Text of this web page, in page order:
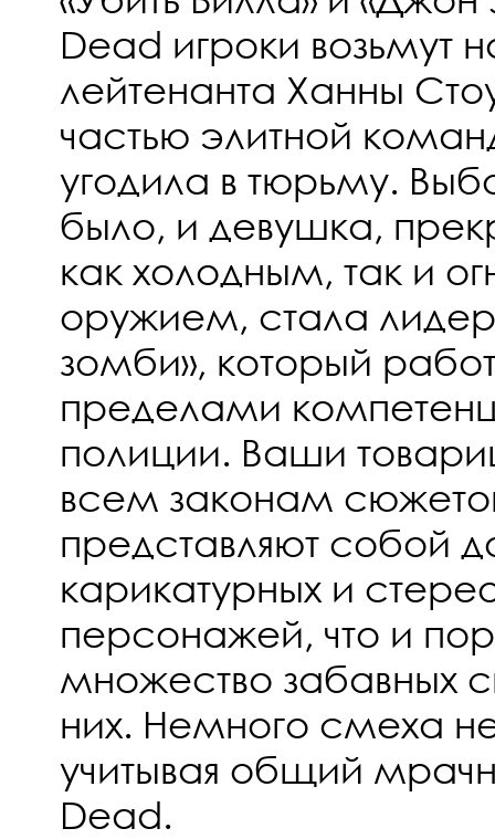
Dead игроки возьмут
лейтенанта Ханны
частью элитной
угодила в тюрьму.
было, и девушка,
как холодным, так и
оружием, стала
зомби», который
пределами
полиции. Ваши
всем законам
представляют собой
карикатурных и
персонажей, что и
множество забавных
них. Немного смеха
учитывая общий
Dead.